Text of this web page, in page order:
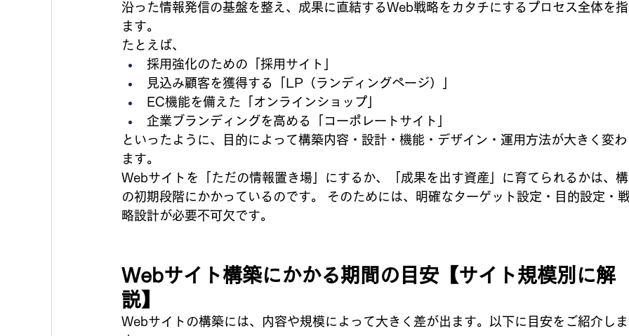
沿った情報発信の基盤を整え、成果に直結するWeb戦略をカタチにするプロセス全体を
ます。
たとえば、
採用強化のための「採用サイト」
見込み顧客を獲得する「LP（ランディングページ）」
EC機能を備えた「オンラインショップ」
企業ブランディングを高める「コーポレートサイト」
といったように、目的によって構築内容・設計・機能・デザイン・運用方法が大きく変
ます。
Webサイトを「ただの情報置き場」にするか、「成果を出す資産」に育てられるかは、
の初期段階にかかっているのです。 そのためには、明確なターゲット設定・目的設定・
略設計が必要不可欠です。
Webサイト構築にかかる期間の目安【サイト規模別に解
説】
Webサイトの構築には、内容や規模によって大きく差が出ます。以下に目安をご紹介しま